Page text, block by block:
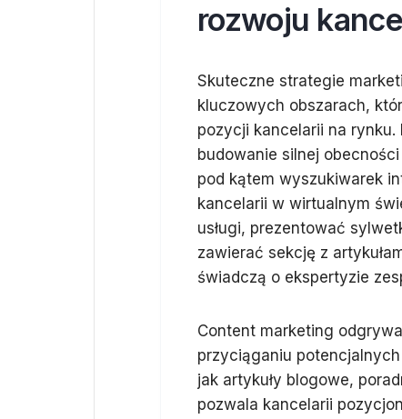
rozwoju
Skuteczne strategie
kluczowych obszarach,
pozycji kancelarii na
budowanie silnej
pod kątem wyszukiwarek
kancelarii w wirtualnym
usługi, prezentować
zawierać sekcję z
świadczą o ekspertyzie
Content marketing
przyciąganiu
jak artykuły blogowe,
pozwala kancelarii